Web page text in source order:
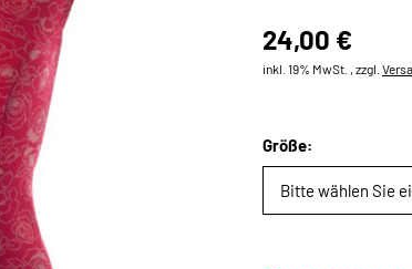
24,00 €
inkl. 19% MwSt. , zzgl.
Größe:
Bitte wählen Sie